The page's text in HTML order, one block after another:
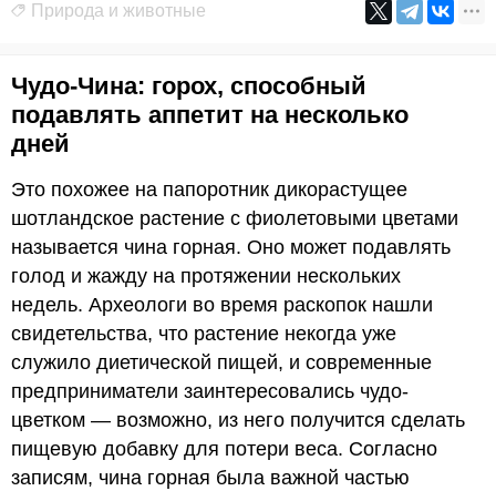
Природа и животные
Чудо-Чина: горох, способный
подавлять аппетит на несколько
дней
Это похожее на папоротник дикорастущее
шотландское растение с фиолетовыми цветами
называется чина горная. Оно может подавлять
голод и жажду на протяжении нескольких
недель. Археологи во время раскопок нашли
свидетельства, что растение некогда уже
служило диетической пищей, и современные
предприниматели заинтересовались чудо-
цветком — возможно, из него получится сделать
пищевую добавку для потери веса. Согласно
записям, чина горная была важной частью